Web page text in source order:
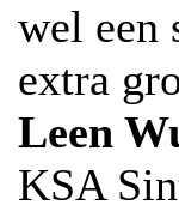
wel een
extra
Leen
KSA